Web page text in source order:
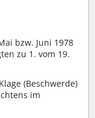
bzw. Juni 1978
zu 1. vom 19.
(Beschwerde)
im